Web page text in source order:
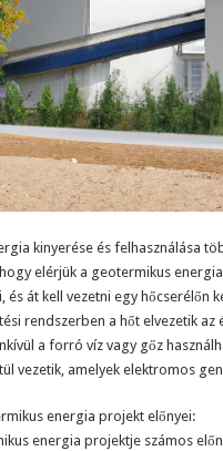
kinyerése és felhasználása
elérjük a geotermikus
és át kell vezetni egy hőcserélőn
rendszerben a hőt elvezetik
a forró víz vagy gőz
vezetik, amelyek elektromos
energia projekt előnyei:
energia projektje számos